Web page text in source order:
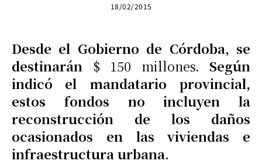
18/02/2015
Desde el Gobierno de Córdoba, se
destinarán $ 150 millones. Según
indicó el mandatario provincial,
estos fondos no incluyen la
reconstrucción de los daños
ocasionados en las viviendas e
infraestructura urbana.